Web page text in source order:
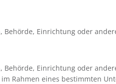
Einrichtung oder
Einrichtung oder
Rahmen eines bestimmten